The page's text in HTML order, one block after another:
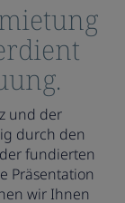
und der
durch den
fundierten
Präsentation
wir Ihnen